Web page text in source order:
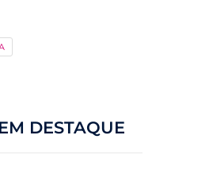
DESTAQUE